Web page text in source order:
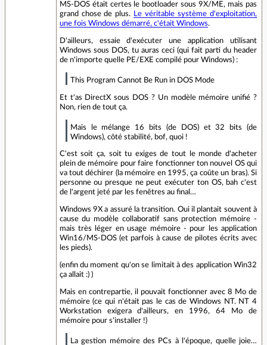
MS-DOS était certes le bootloader sous 9X/ME, mais pas
grand chose de plus. Le véritable système d'exploitation,
une fois Windows démarré, c'était Windows.
D'ailleurs, essaie d'exécuter une application utilisant
Windows sous DOS, tu auras ceci (qui fait parti du header
de n'importe quelle PE/EXE compilé pour Windows) :
This Program Cannot Be Run in DOS Mode
Et t'as DirectX sous DOS ? Un modèle mémoire unifié ?
Non, rien de tout ça.
Mais le mélange 16 bits (de DOS) et 32 bits (de
Windows), côté stabilité, bof, quoi !
C'est soit ça, soit tu exiges de tout le monde d'acheter
plein de mémoire pour faire fonctionner ton nouvel OS qui
va tout déchirer (la mémoire en 1995, ça coûte un bras). Si
personne ou presque ne peut exécuter ton OS, bah c'est
de l'argent jeté par les fenêtres au final…
Windows 9X a assuré la transition. Oui il plantait souvent à
cause du modèle collaboratif sans protection mémoire -
mais très léger en usage mémoire - pour les application
Win16/MS-DOS (et parfois à cause de pilotes écrits avec
les pieds).
(enfin du moment qu'on se limitait à des application Win32
ça allait :) )
Mais en contrepartie, il pouvait fonctionner avec 8 Mo de
mémoire (ce qui n'était pas le cas de Windows NT. NT 4
Workstation exigera d'ailleurs, en 1996, 64 Mo de
mémoire pour s'installer !)
La gestion mémoire des PCs à l'époque, quelle joie…